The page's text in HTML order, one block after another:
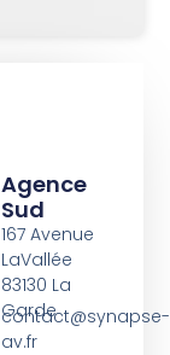
Agence
Sud
167 Avenue
LaVallée
83130 La
Garde
contact@synapse-
av.fr